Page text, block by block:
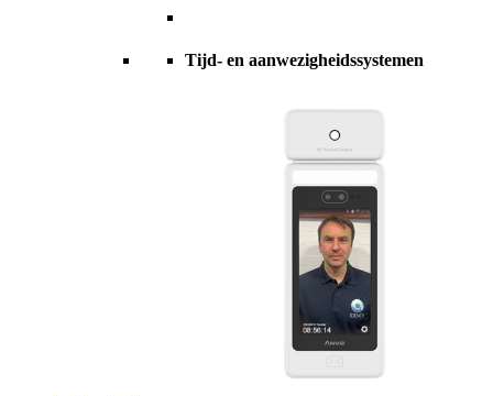
Tijd- en aanwezigheidssystemen